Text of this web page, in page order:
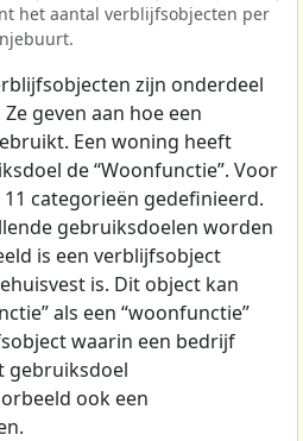
het aantal verblijfsobjecten per
zijn onderdeel
geven aan hoe een
Een woning heeft
de “Woonfunctie”. Voor
categorieën gedefinieerd.
gebruiksdoelen worden
is een verblijfsobject
is. Dit object kan
als een “woonfunctie”
waarin een bedrijf
gebruiksdoel
ook een